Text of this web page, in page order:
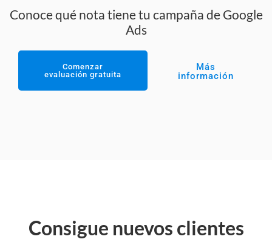
Conoce qué nota tiene tu campaña de Google
Ads
Comenzar
evaluación gratuita
Más
información
Consigue nuevos clientes